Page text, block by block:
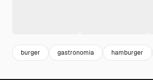
burger gastronomia hamburger